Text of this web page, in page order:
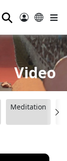
⚲
Video
Meditation